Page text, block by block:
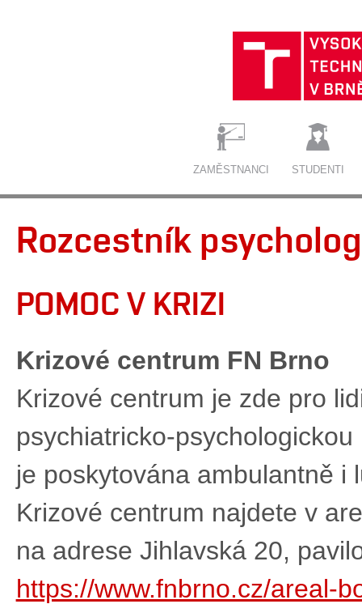
ZAMĚSTNANCI STUDENTI
Rozcestník
POMOC V KRIZI
Krizové centrum FN Brno
Krizové centrum je zde pro
psychiatricko-
je poskytována ambulantně i
Krizové centrum najdete v
na adrese Jihlavská 20,
https://www.fnbrno.cz/areal-